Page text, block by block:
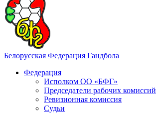
Белорусская Федерация Гандбола
Федерация
Исполком ОО «БФГ»
Председатели рабочих комиссий
Ревизионная комиссия
Судьи